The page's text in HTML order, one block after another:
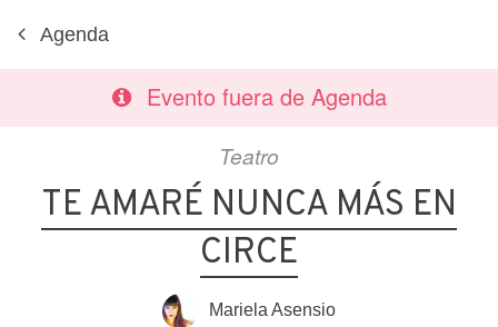
Agenda
Evento fuera de Agenda
Teatro
TE AMARÉ NUNCA MÁS EN
CIRCE
Mariela Asensio